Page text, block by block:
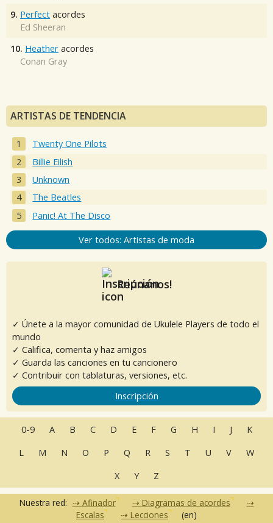
9. Perfect acordes
Ed Sheeran
10. Heather acordes
Conan Gray
ARTISTAS DE TENDENCIA
Twenty One Pilots
Billie Eilish
Unknown
The Beatles
Panic! At The Disco
Ver todos: Artistas de moda
Reúnanos!
✓ Únete a la mayor comunidad de Ukulele Players de todo el
mundo
✓ Califica, comenta y haz amigos
✓ Guarda las canciones en tu cancionero
✓ Contribuir con tablaturas, versiones, etc.
Inscripción
0-9 A B C D E F G H I J
K
L
M N O P Q R S T U V
W
X
Y Z
Nuestra red: Afinador
Diagramas de acordes
Escalas
Lecciones (en)